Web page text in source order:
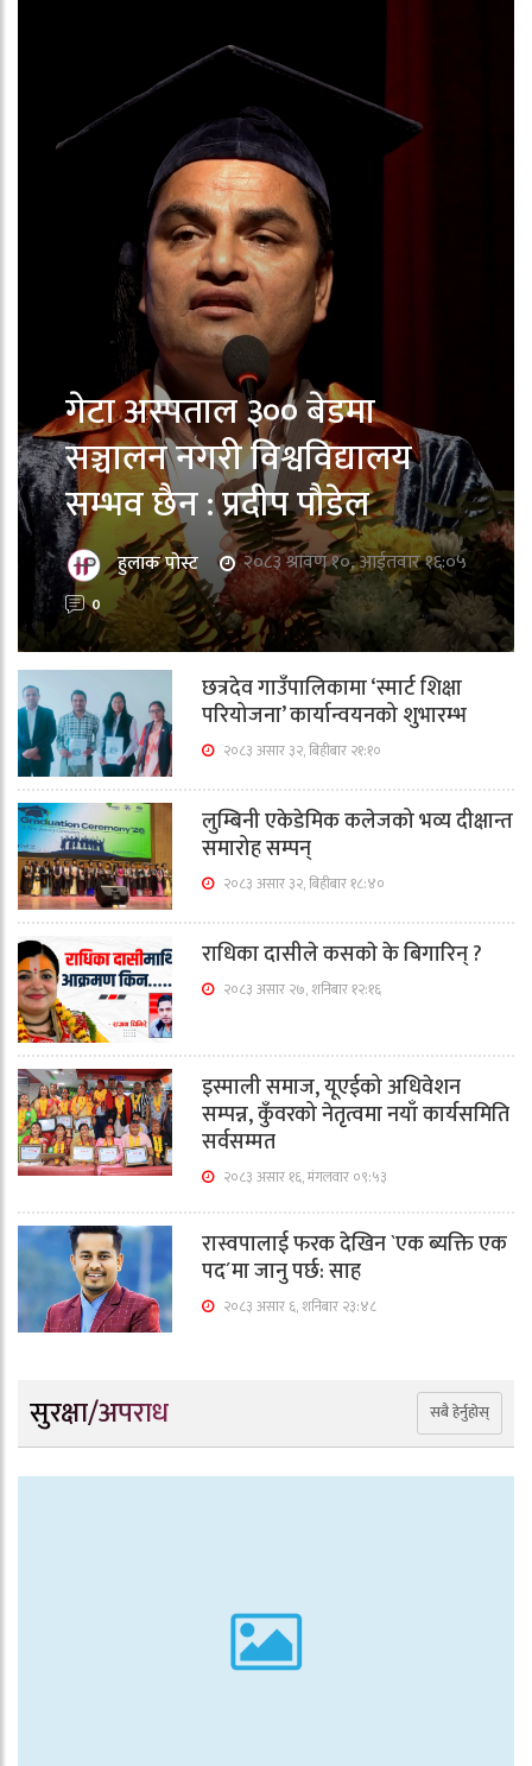
गेटा अस्पताल ३०० बेडमा
सञ्चालन नगरी विश्वविद्यालय
सम्भव छैन : प्रदीप पौडेल
हुलाक पोस्ट २०८३ श्रावण १०, आईतवार १६:०५
0
छत्रदेव गाउँपालिकामा ‘स्मार्ट शिक्षा
परियोजना’ कार्यान्वयनको शुभारम्भ
२०८३ असार ३२, बिहीबार २१:१०
लुम्बिनी एकेडेमिक कलेजको भव्य दीक्षान्त
समारोह सम्पन्
२०८३ असार ३२, बिहीबार १८:४०
राधिका दासीले कसकाे के बिगारिन् ?
२०८३ असार २७, शनिबार १२:१६
इस्माली समाज, यूएईको अधिवेशन
सम्पन्न, कुँवरको नेतृत्वमा नयाँ कार्यसमिति
सर्वसम्मत
२०८३ असार १६, मंगलवार ०९:५३
रास्वपालाई फरक देखिन `एक ब्यक्ति एक
पद´मा जानु पर्छ: साह
२०८३ असार ६, शनिबार २३:४८
सुरक्षा/अपराध सबै हेर्नुहोस्